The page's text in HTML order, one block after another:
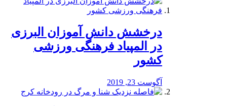
درخشش دانش آموزان البرزی
در المپیاد فرهنگی ورزشی
کشور
آگوست 23, 2019